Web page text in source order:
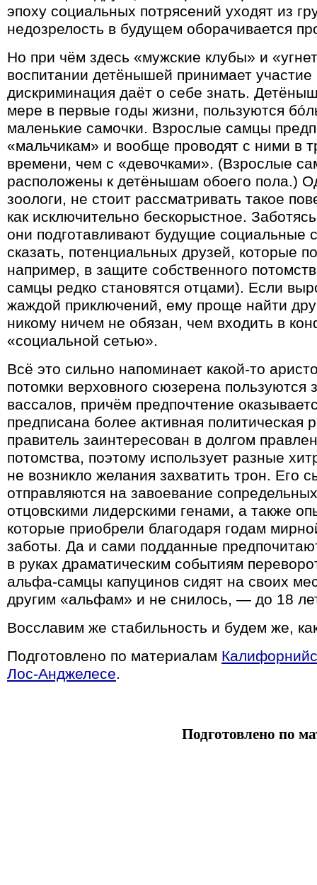
эпоху социальных потрясений уходят из
недозрелость в будущем оборачивается
Но при чём здесь «мужские клубы» и
воспитании детёнышей принимает участие
дискриминация даёт о себе знать.
мере в первые годы жизни, пользуются
маленькие самочки. Взрослые самцы
«мальчикам» и вообще проводят с ними в
времени, чем с «девочками». (Взрослые
расположены к детёнышам обоего пола.)
зоологи, не стоит рассматривать такое
как исключительно бескорыстное.
они подготавливают будущие социальные
сказать, потенциальных друзей, которые
например, в защите собственного
самцы редко становятся отцами). Если
жаждой приключений, ему проще найти
никому ничем не обязан, чем входить в
«социальной сетью».
Всё это сильно напоминает какой-то
потомки верховного сюзерена пользуются
вассалов, причём предпочтение
предписана более активная политическая
правитель заинтересован в долгом
потомства, поэтому использует разные
не возникло желания захватить трон. Его
отправляются на завоевание
отцовскими лидерскими генами, а также
которые приобрели благодаря годам
заботы. Да и сами подданные
в руках драматическим событиям
альфа-самцы капуцинов сидят на своих
другим «альфам» и не снилось, — до 18
Восславим же стабильность и будем же,
Подготовлено по материалам
Лос-Анджелесе.
Подготовлено по